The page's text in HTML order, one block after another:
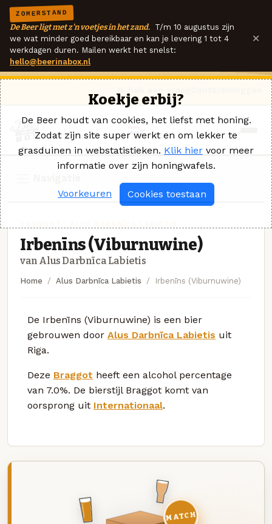
ZOMERSTAND
De Beer ligt met z'n voetjes in het zand. T/m 10 augustus zijn
we wat minder goed bereikbaar en kan je levering 1 tot 4
werkdagen duren. Mailen werkt het snelst:
hello@beerinabox.nl
×
Irbenīns (Viburnuwine)
van Alus Darbnīca Labietis
Home Alus Darbnīca Labietis Irbenīns (Viburnuwine)
De Irbenīns (Viburnuwine) is een bier
gebrouwen door Alus Darbnīca Labietis uit
Riga.
Deze Braggot heeft een alcohol percentage
van 7.0%. De bierstijl Braggot komt van
oorsprong uit Internationaal.
MATCH
Koekje erbij?
De Beer houdt van cookies, het liefst met honing.
Zodat zijn site super werkt en om lekker te
grasduinen in webstatistieken. Klik hier voor meer
informatie over zijn honingwafels.
Voorkeuren Cookies toestaan